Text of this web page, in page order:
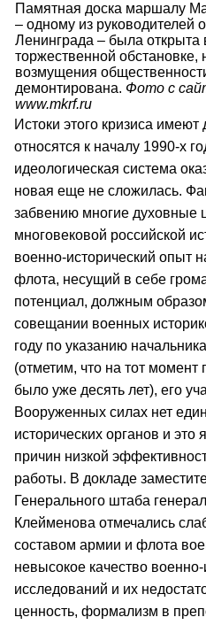
Памятная доска маршалу
– одному из руководителей
Ленинграда – была открыта
торжественной обстановке,
возмущения
демонтирована. Фото с
www.mkrf.ru
Истоки этого кризиса
относятся к началу 1990-х
идеологическая система
новая еще не сложилась.
забвению многие духовные
многовековой российской
военно-исторический опыт
флота, несущий в себе
потенциал, должным
совещании военных
году по указанию
(отметим, что на тот
было уже десять лет), его
Вооруженных силах нет
исторических органов и это
причин низкой
работы. В докладе
Генерального штаба
Клейменова отмечались
составом армии и флота
невысокое качество военно-
исследований и их
ценность, формализм в